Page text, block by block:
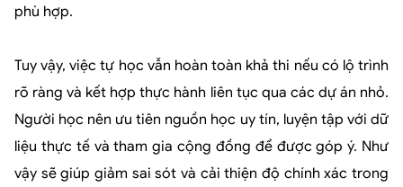
phù hợp.
Tuy vậy, việc tự học vẫn hoàn toàn khả thi nếu có lộ trình
rõ ràng và kết hợp thực hành liên tục qua các dự án nhỏ.
Người học nên ưu tiên nguồn học uy tín, luyện tập với dữ
liệu thực tế và tham gia cộng đồng để được góp ý. Như
vậy sẽ giúp giảm sai sót và cải thiện độ chính xác trong